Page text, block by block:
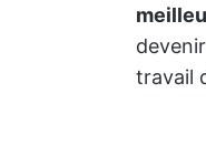
travail